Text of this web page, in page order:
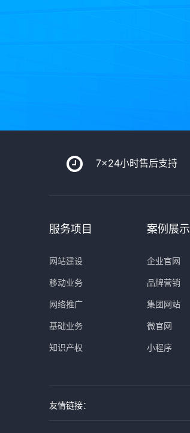
7x24小时售后支持
服务项目
网站建设
移动业务
网络推广
基础业务
知识产权
案例展示
企业官网
品牌营销
集团网站
微官网
小程序
友情链接：